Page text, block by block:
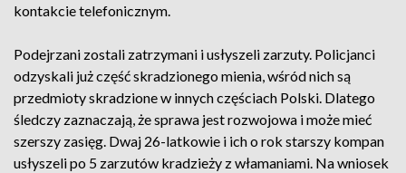
kontakcie telefonicznym.
Podejrzani zostali zatrzymani i usłyszeli zarzuty. Policjanci
odzyskali już część skradzionego mienia, wśród nich są
przedmioty skradzione w innych częściach Polski. Dlatego
śledczy zaznaczają, że sprawa jest rozwojowa i może mieć
szerszy zasięg. Dwaj 26-latkowie i ich o rok starszy kompan
usłyszeli po 5 zarzutów kradzieży z włamaniami. Na wniosek